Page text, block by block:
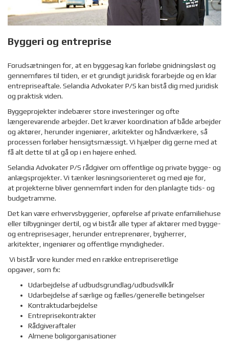
Byggeri og entreprise
Forudsætningen for, at en byggesag kan forløbe gnidningsløst og
gennemføres til tiden, er et grundigt juridisk forarbejde og en klar
entrepriseaftale. Selandia Advokater P/S kan bistå dig med juridisk
og praktisk viden.
Byggeprojekter indebærer store investeringer og ofte
længerevarende arbejder. Det kræver koordination af både arbejder
og aktører, herunder ingeniører, arkitekter og håndværkere, så
processen forløber hensigtsmæssigt. Vi hjælper dig gerne med at
få alt dette til at gå op i en højere enhed.
Selandia Advokater P/S rådgiver om offentlige og private bygge- og
anlægsprojekter. Vi tænker løsningsorienteret og med øje for,
at projekterne bliver gennemført inden for den planlagte tids- og
budgetramme.
Det kan være erhvervsbyggerier, opførelse af private enfamiliehuse
eller tilbygninger dertil, og vi bistår alle typer af aktører med bygge-
og entreprisesager, herunder entreprenører, bygherrer,
arkitekter, ingeniører og offentlige myndigheder.
Vi bistår vore kunder med en række entrepriseretlige
opgaver, som fx:
Udarbejdelse af udbudsgrundlag/udbudsvilkår
Udarbejdelse af særlige og fælles/generelle betingelser
Kontraktudarbejdelse
Entreprisekontrakter
Rådgiveraftaler
Almene boligorganisationer